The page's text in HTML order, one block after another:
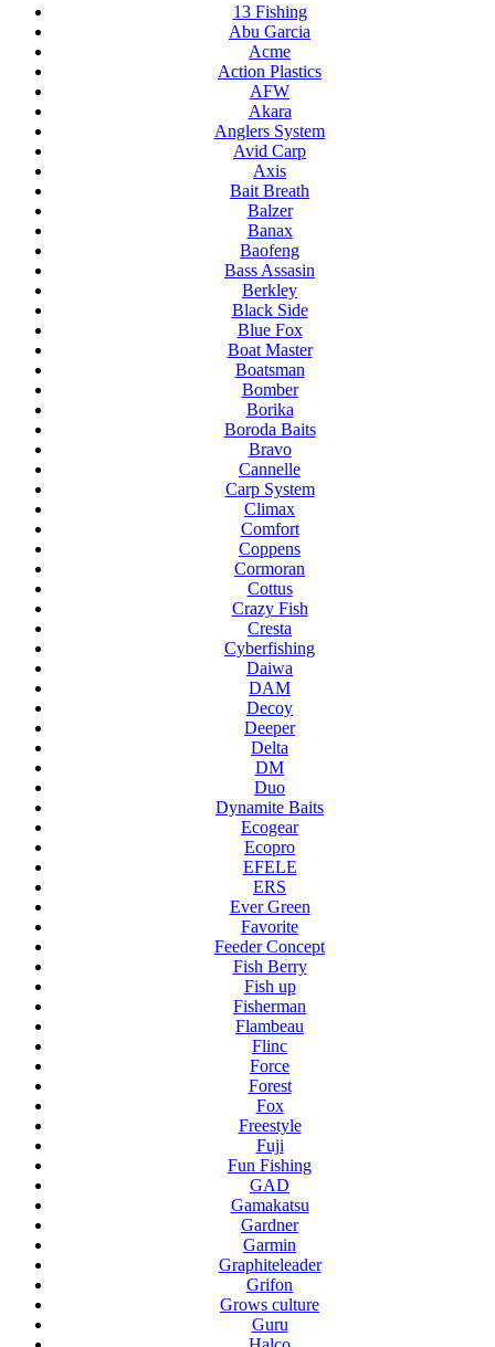
13 Fishing
Abu Garcia
Acme
Action Plastics
AFW
Akara
Anglers System
Avid Carp
Axis
Bait Breath
Balzer
Banax
Baofeng
Bass Assasin
Berkley
Black Side
Blue Fox
Boat Master
Boatsman
Bomber
Borika
Boroda Baits
Bravo
Cannelle
Carp System
Climax
Comfort
Coppens
Cormoran
Cottus
Crazy Fish
Cresta
Cyberfishing
Daiwa
DAM
Decoy
Deeper
Delta
DM
Duo
Dynamite Baits
Ecogear
Ecopro
EFELE
ERS
Ever Green
Favorite
Feeder Concept
Fish Berry
Fish up
Fisherman
Flambeau
Flinc
Force
Forest
Fox
Freestyle
Fuji
Fun Fishing
GAD
Gamakatsu
Gardner
Garmin
Graphiteleader
Grifon
Grows culture
Guru